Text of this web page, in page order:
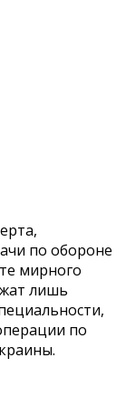
по обороне
мирного
лишь
по